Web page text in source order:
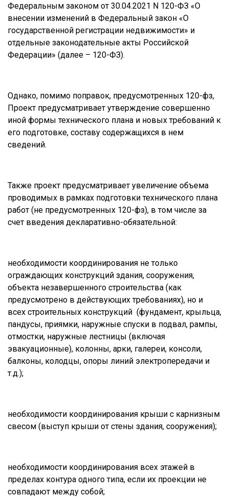
Федеральным законом от 30.04.2021 N 120-ФЗ «О
внесении изменений в Федеральный закон «О
государственной регистрации недвижимости» и
отдельные законодательные акты Российской
Федерации» (далее – 120-ФЗ).
Однако, помимо поправок, предусмотренных 120-фз,
Проект предусматривает утверждение совершенно
иной формы технического плана и новых требований к
его подготовке, составу содержащихся в нем
сведений.
Также проект предусматривает увеличение объема
проводимых в рамках подготовки технического плана
работ (не предусмотренных 120-фз), в том числе за
счет введения декларативно-обязательной:
необходимости координирования не только
ограждающих конструкций здания, сооружения,
объекта незавершенного строительства (как
предусмотрено в действующих требованиях), но и
всех строительных конструкций (фундамент, крыльца,
пандусы, приямки, наружные спуски в подвал, рампы,
отмостки, наружные лестницы (включая
эвакуационные), колонны, арки, галереи, консоли,
балконы, колодцы, опоры линий электропередачи и
т.д.);
необходимости координирования крыши с карнизным
свесом (выступ крыши от стены здания, сооружения);
необходимости координирования всех этажей в
пределах контура одного типа, если их проекции не
совпадают между собой;